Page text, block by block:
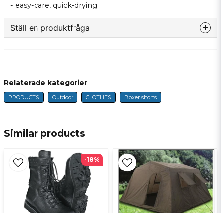
- easy-care, quick-drying
Ställ en produktfråga
name
Ja, ni får publicera min fråga
Similar products
-18%
Relaterade kategorier
PRODUCTS Outdoor CLOTHES Boxer shorts